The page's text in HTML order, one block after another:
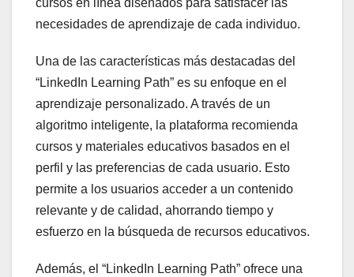
cursos en línea diseñados para satisfacer las
necesidades de aprendizaje de cada individuo.
Una de las características más destacadas del
“LinkedIn Learning Path” es su enfoque en el
aprendizaje personalizado. A través de un
algoritmo inteligente, la plataforma recomienda
cursos y materiales educativos basados en el
perfil y las preferencias de cada usuario. Esto
permite a los usuarios acceder a un contenido
relevante y de calidad, ahorrando tiempo y
esfuerzo en la búsqueda de recursos educativos.
Además, el “LinkedIn Learning Path” ofrece una